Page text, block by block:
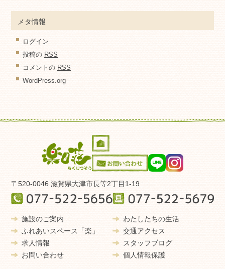
メタ情報
ログイン
投稿の RSS
コメントの RSS
WordPress.org
〒520-0046 滋賀県大津市長等2丁目1-19
施設のご案内
わたしたちの生活
ふれあいスペース「楽」
交通アクセス
求人情報
スタッフブログ
お問い合わせ
個人情報保護